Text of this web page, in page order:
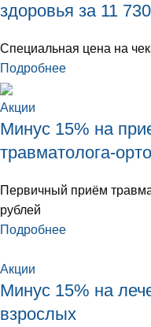
здоровья за 11
Специальная цена на
Подробнее
Акции
Минус 15% на
травматолога-
Первичный приём
рублей
Подробнее
Акции
Минус 15% на
взрослых